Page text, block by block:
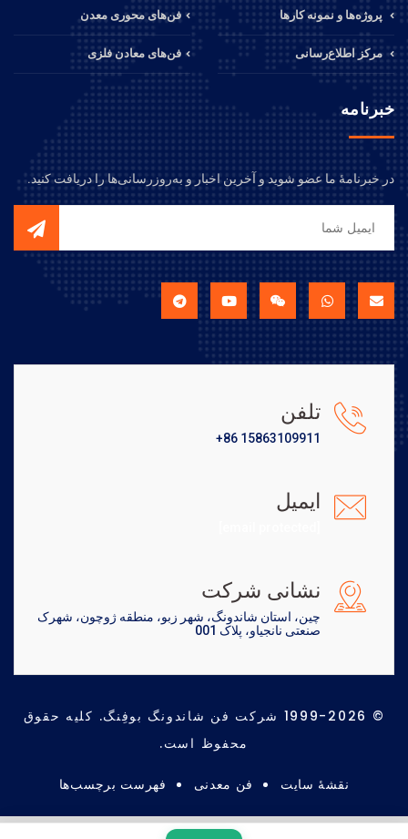
پروژه‌ها و نمونه کارها
مرکز اطلاع‌رسانی
فن‌های محوری معدن
فن‌های معادن فلزی
خبرنامه
در خبرنامهٔ ما عضو شوید و آخرین اخبار و به‌روزرسانی‌ها را دریافت کنید.
تلفن
+86 15863109911
ایمیل
نشانی شرکت
چین، استان شاندونگ، شهر زبو، منطقه ژوچون، شهرک
صنعتی نانجیاو، پلاک 001
© 1999-2026 شرکت فن شاندونگ بوفِنگ. کلیه حقوق
محفوظ است.
نقشهٔ سایت فن معدنی فهرست برچسب‌ها